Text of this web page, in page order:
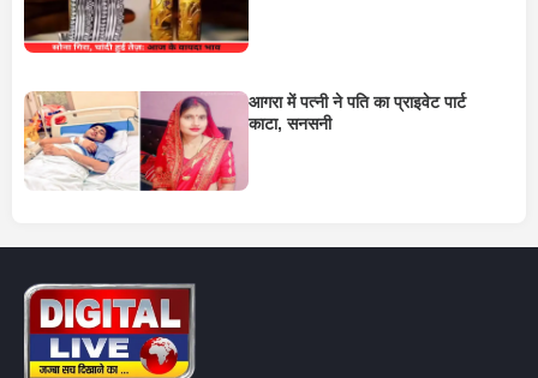
आगरा में पत्नी ने पति का प्राइवेट पार्ट
काटा, सनसनी